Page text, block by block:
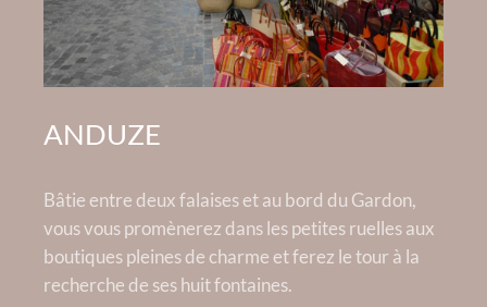
ANDUZE
Bâtie entre deux falaises et au bord du Gardon,
vous vous promènerez dans les petites ruelles aux
boutiques pleines de charme et ferez le tour à la
recherche de ses huit fontaines.